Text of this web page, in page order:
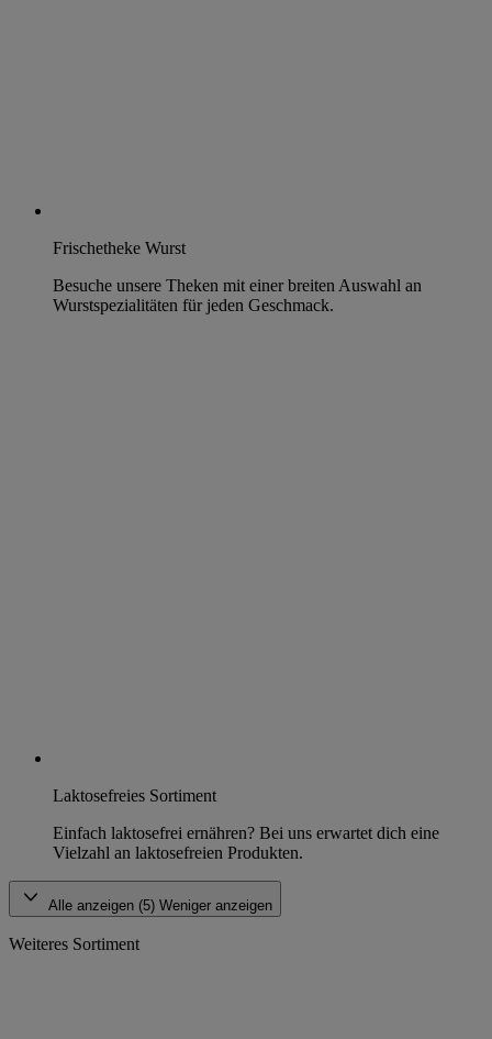
Frischetheke Wurst
Besuche unsere Theken mit einer breiten Auswahl an
Wurstspezialitäten für jeden Geschmack.
Laktosefreies Sortiment
Einfach laktosefrei ernähren? Bei uns erwartet dich eine
Vielzahl an laktosefreien Produkten.
Alle anzeigen (5) Weniger anzeigen
Weiteres Sortiment